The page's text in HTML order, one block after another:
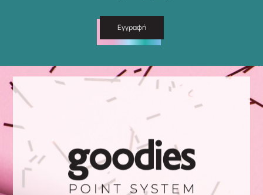
Εγγραφή